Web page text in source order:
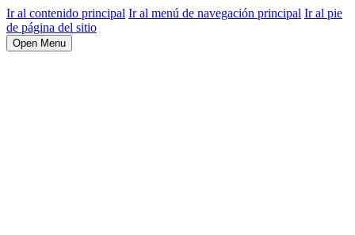
Ir al contenido principal Ir al menú de navegación principal Ir al pie
de página del sitio
Open Menu